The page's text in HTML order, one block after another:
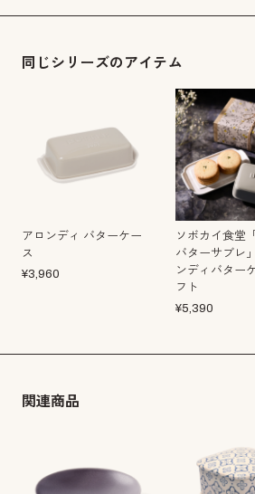
同じシリーズのアイテム
アロンディ バターケー
ス
¥3,960
ソボカイ食堂
バターサブレ
ンディバター
フト
¥5,390
関連商品